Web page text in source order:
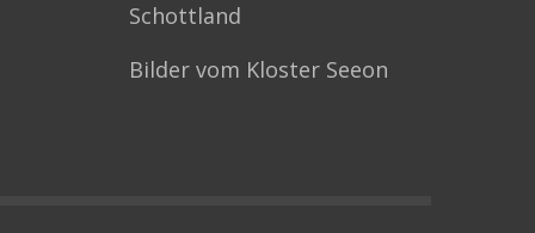
Schottland
Bilder vom Kloster Seeon